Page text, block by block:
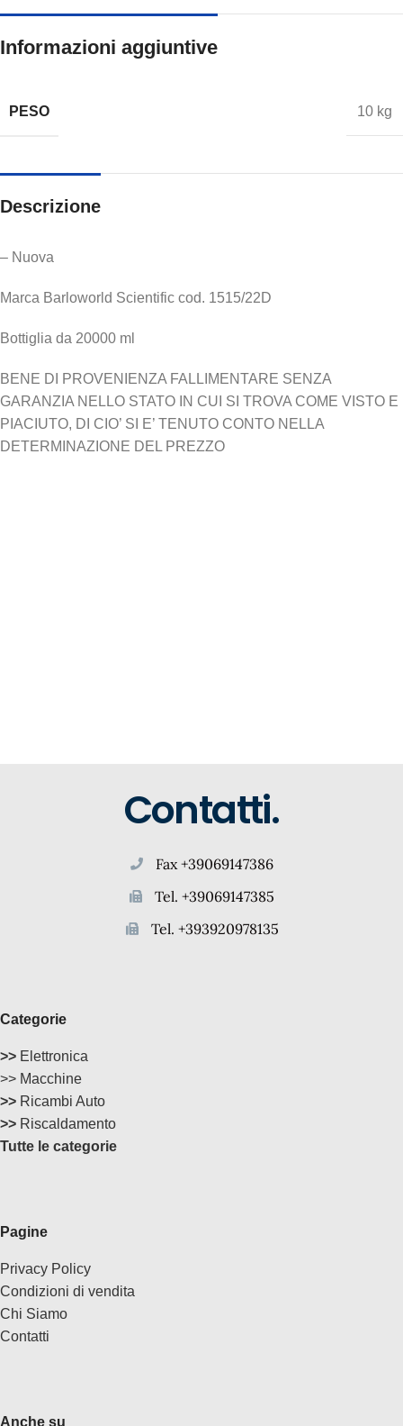
Informazioni aggiuntive
PESO 10 kg
Descrizione
– Nuova
Marca Barloworld Scientific cod. 1515/22D
Bottiglia da 20000 ml
BENE DI PROVENIENZA FALLIMENTARE SENZA
GARANZIA NELLO STATO IN CUI SI TROVA COME VISTO E
PIACIUTO, DI CIO’ SI E’ TENUTO CONTO NELLA
DETERMINAZIONE DEL PREZZO
Contatti.
Fax +39069147386
Tel. +39069147385
Tel. +393920978135
Categorie
>> Elettronica
>> Macchine
>> Ricambi Auto
>> Riscaldamento
Tutte le categorie
Pagine
Privacy Policy
Condizioni di vendita
Chi Siamo
Contatti
Anche su